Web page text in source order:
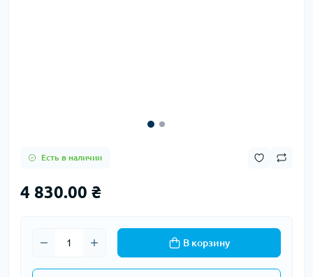
Есть в наличии
4 830.00 ₴
В корзину